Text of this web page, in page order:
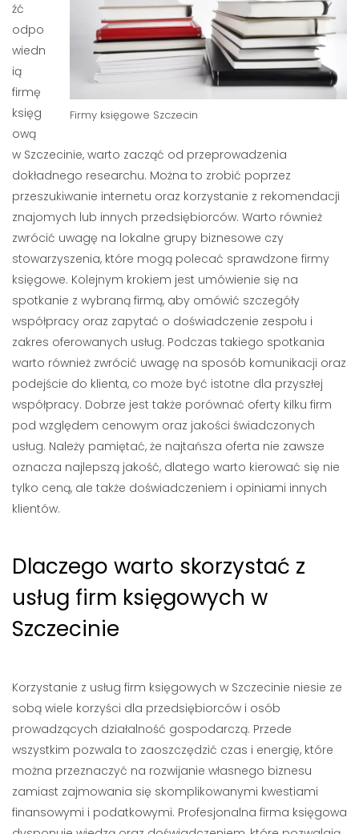
Firmy księgowe Szczecin
źć
odpo
wiedn
ią
firmę
księg
ową
w Szczecinie, warto zacząć od przeprowadzenia
dokładnego researchu. Można to zrobić poprzez
przeszukiwanie internetu oraz korzystanie z rekomendacji
znajomych lub innych przedsiębiorców. Warto również
zwrócić uwagę na lokalne grupy biznesowe czy
stowarzyszenia, które mogą polecać sprawdzone firmy
księgowe. Kolejnym krokiem jest umówienie się na
spotkanie z wybraną firmą, aby omówić szczegóły
współpracy oraz zapytać o doświadczenie zespołu i
zakres oferowanych usług. Podczas takiego spotkania
warto również zwrócić uwagę na sposób komunikacji oraz
podejście do klienta, co może być istotne dla przyszłej
współpracy. Dobrze jest także porównać oferty kilku firm
pod względem cenowym oraz jakości świadczonych
usług. Należy pamiętać, że najtańsza oferta nie zawsze
oznacza najlepszą jakość, dlatego warto kierować się nie
tylko ceną, ale także doświadczeniem i opiniami innych
klientów.
Dlaczego warto skorzystać z
usług firm księgowych w
Szczecinie
Korzystanie z usług firm księgowych w Szczecinie niesie ze
sobą wiele korzyści dla przedsiębiorców i osób
prowadzących działalność gospodarczą. Przede
wszystkim pozwala to zaoszczędzić czas i energię, które
można przeznaczyć na rozwijanie własnego biznesu
zamiast zajmowania się skomplikowanymi kwestiami
finansowymi i podatkowymi. Profesjonalna firma księgowa